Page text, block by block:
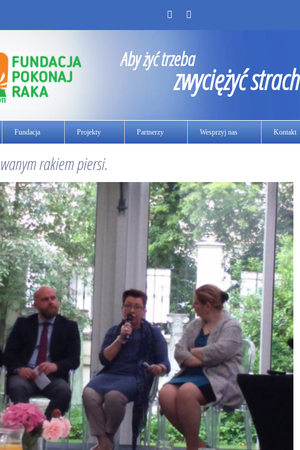
Aby żyć trzeba
zwyciężyć strach
Fundacja Projekty Partnerzy Wesprzyj nas Kontakt
rakiem piersi.